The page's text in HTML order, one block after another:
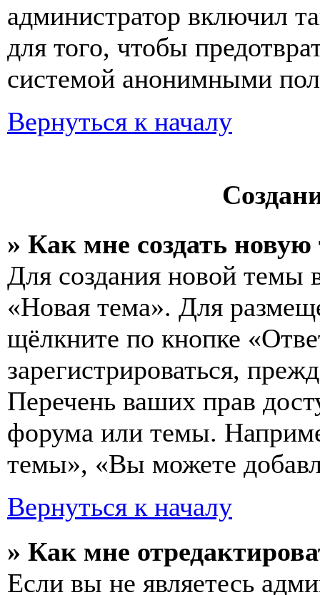
администратор включил
для того, чтобы
системой анонимными
Вернуться к началу
» Как мне создать
Для создания новой темы
«Новая тема». Для
щёлкните по кнопке
зарегистрироваться,
Перечень ваших прав
форума или темы.
темы», «Вы можете
Вернуться к началу
» Как мне
Если вы не являетесь